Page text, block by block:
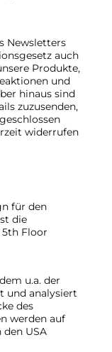
Newsletters
auch
Produkte,
und
hinaus sind
zuzusenden,
widerrufen
für den
die
5th Floor
u.a. der
und analysiert
des
werden auf
USA